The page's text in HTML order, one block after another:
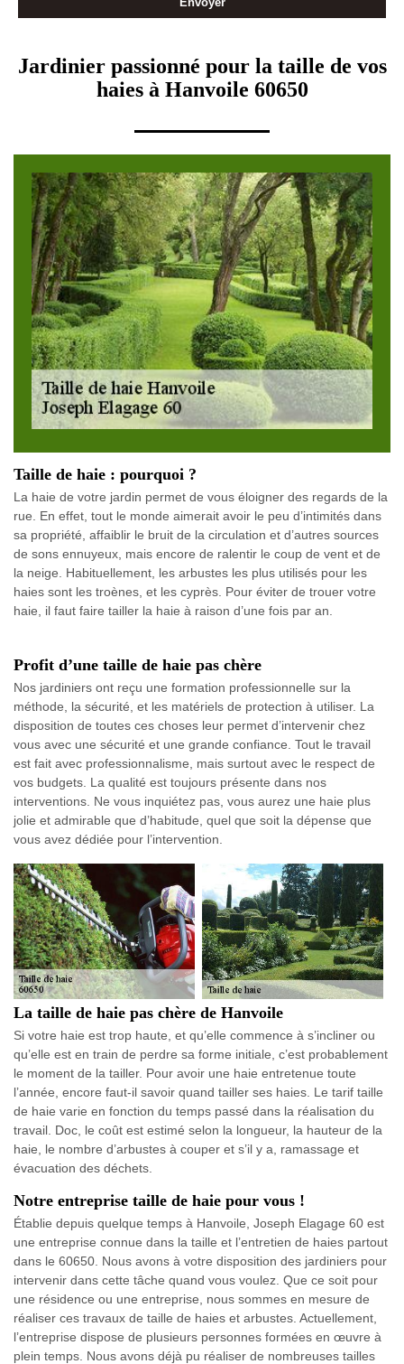
Jardinier passionné pour la taille de vos
haies à Hanvoile 60650
Taille de haie : pourquoi ?
La haie de votre jardin permet de vous éloigner des regards de la
rue. En effet, tout le monde aimerait avoir le peu d’intimités dans
sa propriété, affaiblir le bruit de la circulation et d’autres sources
de sons ennuyeux, mais encore de ralentir le coup de vent et de
la neige. Habituellement, les arbustes les plus utilisés pour les
haies sont les troènes, et les cyprès. Pour éviter de trouer votre
haie, il faut faire tailler la haie à raison d’une fois par an.
Profit d’une taille de haie pas chère
Nos jardiniers ont reçu une formation professionnelle sur la
méthode, la sécurité, et les matériels de protection à utiliser. La
disposition de toutes ces choses leur permet d’intervenir chez
vous avec une sécurité et une grande confiance. Tout le travail
est fait avec professionnalisme, mais surtout avec le respect de
vos budgets. La qualité est toujours présente dans nos
interventions. Ne vous inquiétez pas, vous aurez une haie plus
jolie et admirable que d’habitude, quel que soit la dépense que
vous avez dédiée pour l’intervention.
La taille de haie pas chère de Hanvoile
Si votre haie est trop haute, et qu’elle commence à s’incliner ou
qu’elle est en train de perdre sa forme initiale, c’est probablement
le moment de la tailler. Pour avoir une haie entretenue toute
l’année, encore faut-il savoir quand tailler ses haies. Le tarif taille
de haie varie en fonction du temps passé dans la réalisation du
travail. Doc, le coût est estimé selon la longueur, la hauteur de la
haie, le nombre d’arbustes à couper et s’il y a, ramassage et
évacuation des déchets.
Notre entreprise taille de haie pour vous !
Établie depuis quelque temps à Hanvoile, Joseph Elagage 60 est
une entreprise connue dans la taille et l’entretien de haies partout
dans le 60650. Nous avons à votre disposition des jardiniers pour
intervenir dans cette tâche quand vous voulez. Que ce soit pour
une résidence ou une entreprise, nous sommes en mesure de
réaliser ces travaux de taille de haies et arbustes. Actuellement,
l’entreprise dispose de plusieurs personnes formées en œuvre à
plein temps. Nous avons déjà pu réaliser de nombreuses tailles